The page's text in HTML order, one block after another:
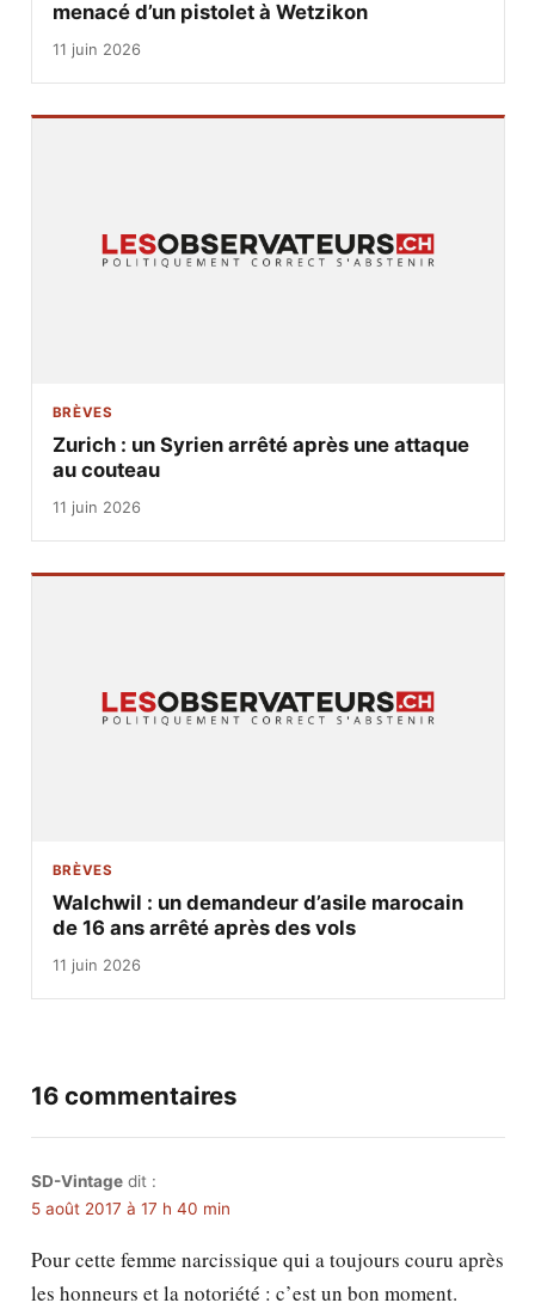
menacé d’un pistolet à Wetzikon
11 juin 2026
BRÈVES
Zurich : un Syrien arrêté après une attaque
au couteau
11 juin 2026
BRÈVES
Walchwil : un demandeur d’asile marocain
de 16 ans arrêté après des vols
11 juin 2026
16 commentaires
SD-Vintage dit :
5 août 2017 à 17 h 40 min
Pour cette femme narcissique qui a toujours couru après
les honneurs et la notoriété : c’est un bon moment.